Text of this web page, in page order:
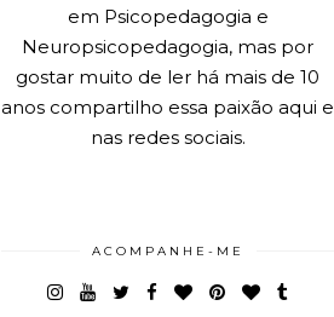
em Psicopedagogia e
Neuropsicopedagogia, mas por
gostar muito de ler há mais de 10
anos compartilho essa paixão aqui e
nas redes sociais.
ACOMPANHE-ME